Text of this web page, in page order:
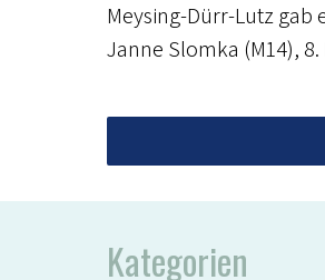
Meysing-Dürr-Lutz gab
Janne Slomka (M14), 8.
Kategorien